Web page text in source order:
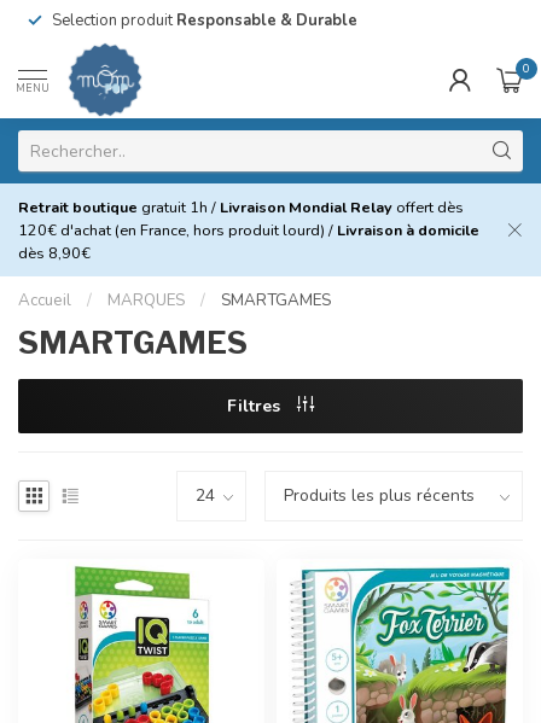
Selection produitResponsable & Durable
MENU
0
Retrait boutique gratuit 1h / Livraison Mondial Relay offert dès
120€ d'achat (en France, hors produit lourd) / Livraison à domicile
dès 8,90€
Accueil / MARQUES / SMARTGAMES
SMARTGAMES
Filtres